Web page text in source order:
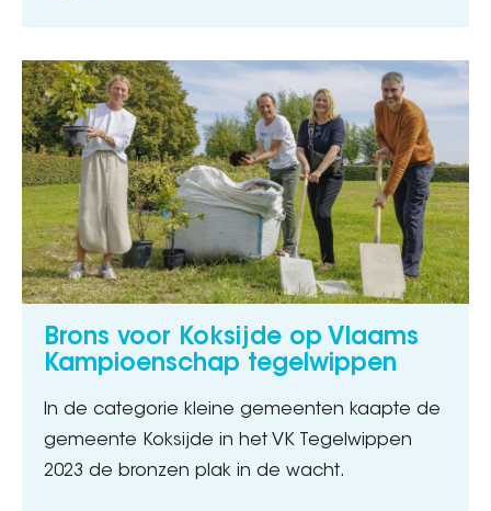
Brons voor Koksijde op Vlaams
Kampioenschap tegelwippen
In de categorie kleine gemeenten kaapte de
gemeente Koksijde in het VK Tegelwippen
2023 de bronzen plak in de wacht.